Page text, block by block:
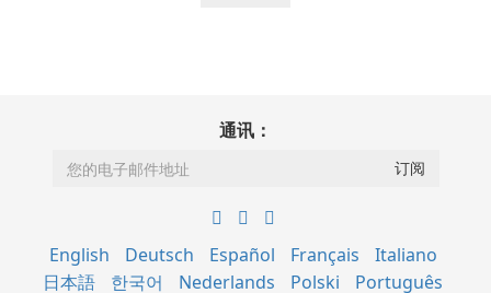
通讯：
English Deutsch Español Français
Italiano
日本語
한국어 Nederlands Polski Português